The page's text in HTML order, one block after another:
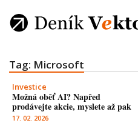
Tag: Microsoft
Investice
Možná oběť AI? Napřed
prodávejte akcie, myslete až pak
17. 02. 2026